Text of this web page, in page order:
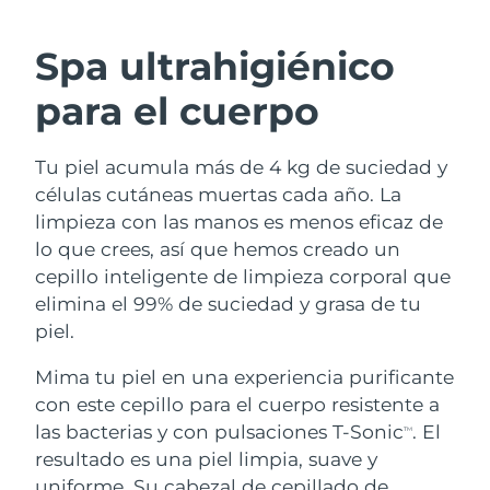
Spa ultrahigiénico
para el cuerpo
Tu piel acumula más de 4 kg de suciedad y
células cutáneas muertas cada año. La
limpieza con las manos es menos eficaz de
lo que crees, así que hemos creado un
cepillo inteligente de limpieza corporal que
elimina el 99% de suciedad y grasa de tu
piel.
Mima tu piel en una experiencia purificante
con este cepillo para el cuerpo resistente a
las bacterias y con pulsaciones T-SonicTM. El
resultado es una piel limpia, suave y
Limpieza facial
LUNA™ 4 pack
Anti-aging massage
LUNA™ 4 Plus
Massage, LED heating
LUNA™ 4 Men
For men, anti-aging massage
Lifting facial
BEAR™ 2 pack
Microcurrent toning
BEAR™ 2 go
Microcurrent toning on-the-go
BEAR™ 2 eyes & lips
Microcurrent line smoothing device
Hidratación
UFO™ 3 pack
UFO™ 3 LED
Near-infrared and red light therapy
device
Cuidado bucal
issa™ 4
issa™ 4 plus
Smart hybrid silicone sonic toothbrush
TRATAMIENTO ANTIEDAD FAQ™
Antiedad Tratamientos LED
NEW
Baréin Entrega prevista
Bélgica
Bermudas Entrega prevista
Bosnia y Herzegovina Entrega prevista
Brunéi Entrega prevista 8/14/26
Bulgaria
Canadá Entrega prevista
Chile